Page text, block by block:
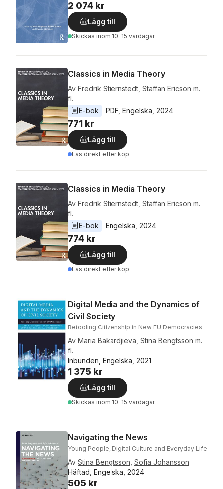
2 074 kr
Lägg till
Skickas inom 10-15 vardagar
Classics in Media Theory
Av Fredrik Stiernstedt Staffan Ericson m.
fl.
E-bok
PDF Engelska 2024
771 kr
Lägg till
Läs direkt efter köp
Classics in Media Theory
Av Fredrik Stiernstedt Staffan Ericson m.
fl.
E-bok
Engelska 2024
774 kr
Lägg till
Läs direkt efter köp
Digital Media and the Dynamics of
Civil Society
Retooling Citizenship in New EU Democracies
Av Maria Bakardjieva Stina Bengtsson m.
fl.
Inbunden, Engelska, 2021
1 375 kr
Lägg till
Skickas inom 10-15 vardagar
Navigating the News
Young People, Digital Culture and Everyday Life
Av Stina Bengtsson Sofia Johansson
Häftad, Engelska, 2024
505 kr